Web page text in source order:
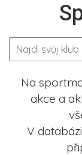
Na
akce a
V